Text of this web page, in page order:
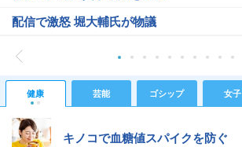
配信で激怒 堀大輔氏が物議
健康 芸能 ゴシップ 女子
キノコで血糖値スパイクを防ぐ